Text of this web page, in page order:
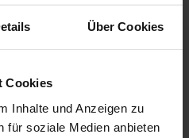
Über Cookies
Cookies
Inhalte und Anzeigen zu
für soziale Medien anbieten